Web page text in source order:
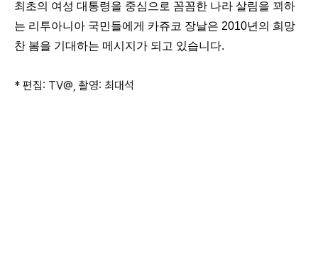
최초의 여성 대통령을 중심으로 꼼꼼한 나라 살림을 꾀하
는 리투아니아 국민들에게 카쥬코 장날은 2010년의 희망
찬 봄을 기대하는 메시지가 되고 있습니다.
* 편집: TV@, 촬영: 최대석